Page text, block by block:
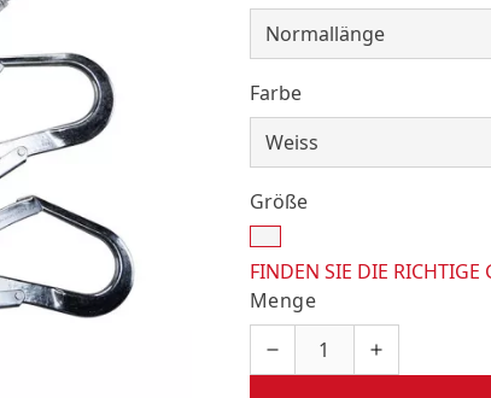
Farbe
Größe
FINDEN SIE DIE RICHTIGE
Menge